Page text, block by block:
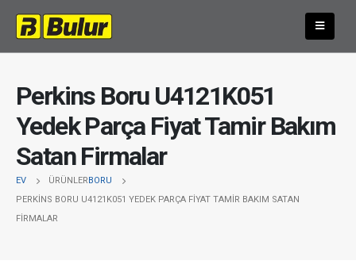
Perkins Boru U4121K051
Yedek Parça Fiyat Tamir Bakım
Satan Firmalar
EV ÜRÜNLERBORU
PERKINS BORU U4121K051 YEDEK PARÇA FIYAT TAMIR BAKIM SATAN
FIRMALAR